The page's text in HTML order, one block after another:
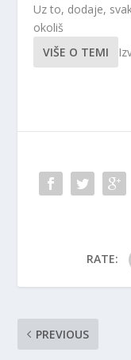
Uz to, dodaje,
okoliš
VIŠE O TEMI
RATE:
PREVIOUS